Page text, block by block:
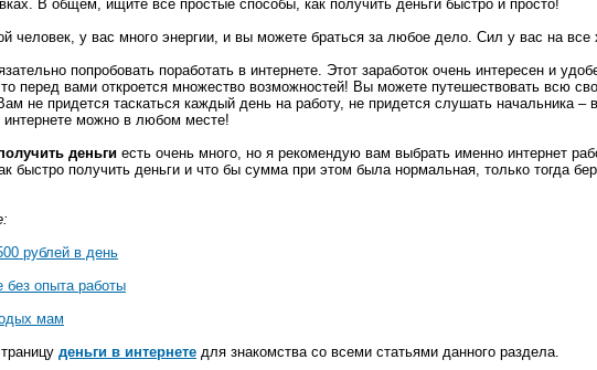
В общем, ищите все простые способы, как получить деньги быстро и просто!
человек, у вас много энергии, и вы можете браться за любое дело. Сил у вас на все
попробовать поработать в интернете. Этот заработок очень интересен и
перед вами откроется множество возможностей! Вы можете путешествовать всю
не придется таскаться каждый день на работу, не придется слушать начальника –
интернете можно в любом месте!
деньги есть очень много, но я рекомендую вам выбрать именно интернет
быстро получить деньги и что бы сумма при этом была нормальная, только тогда
рублей в день
без опыта работы
мам
деньги в интернете для знакомства со всеми статьями данного раздела.